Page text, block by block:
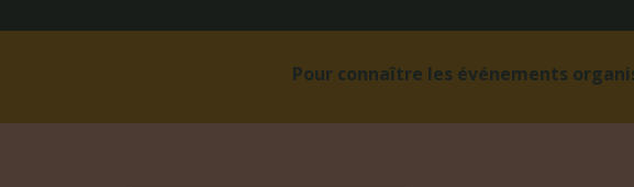
Pour connaître les événements